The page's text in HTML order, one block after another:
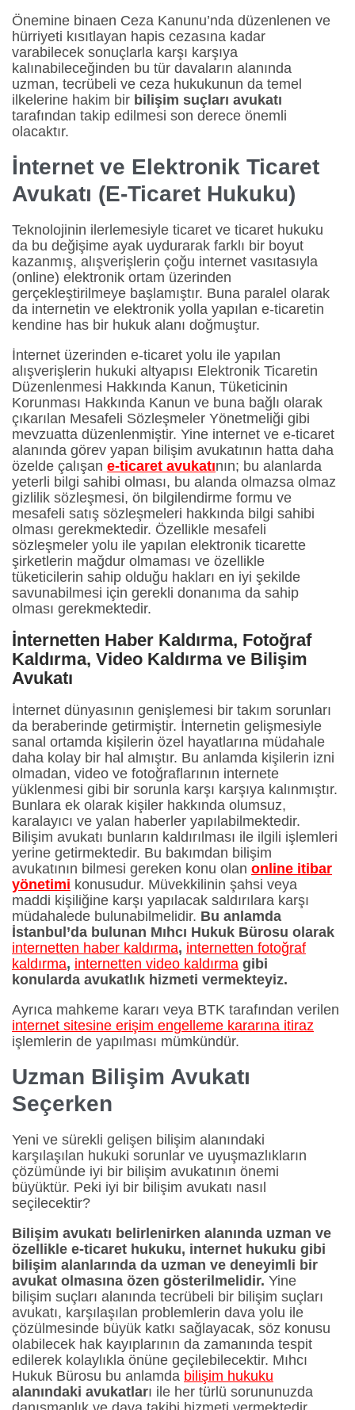
Önemine binaen Ceza Kanunu’nda düzenlenen ve
hürriyeti kısıtlayan hapis cezasına kadar
varabilecek sonuçlarla karşı karşıya
kalınabileceğinden bu tür davaların alanında
uzman, tecrübeli ve ceza hukukunun da temel
ilkelerine hakim bir bilişim suçları avukatı
tarafından takip edilmesi son derece önemli
olacaktır.
İnternet ve Elektronik Ticaret
Avukatı (E-Ticaret Hukuku)
Teknolojinin ilerlemesiyle ticaret ve ticaret hukuku
da bu değişime ayak uydurarak farklı bir boyut
kazanmış, alışverişlerin çoğu internet vasıtasıyla
(online) elektronik ortam üzerinden
gerçekleştirilmeye başlamıştır. Buna paralel olarak
da internetin ve elektronik yolla yapılan e-ticaretin
kendine has bir hukuk alanı doğmuştur.
İnternet üzerinden e-ticaret yolu ile yapılan
alışverişlerin hukuki altyapısı Elektronik Ticaretin
Düzenlenmesi Hakkında Kanun, Tüketicinin
Korunması Hakkında Kanun ve buna bağlı olarak
çıkarılan Mesafeli Sözleşmeler Yönetmeliği gibi
mevzuatta düzenlenmiştir. Yine internet ve e-ticaret
alanında görev yapan bilişim avukatının hatta daha
özelde çalışan e-ticaret avukatının; bu alanlarda
yeterli bilgi sahibi olması, bu alanda olmazsa olmaz
gizlilik sözleşmesi, ön bilgilendirme formu ve
mesafeli satış sözleşmeleri hakkında bilgi sahibi
olması gerekmektedir. Özellikle mesafeli
sözleşmeler yolu ile yapılan elektronik ticarette
şirketlerin mağdur olmaması ve özellikle
tüketicilerin sahip olduğu hakları en iyi şekilde
savunabilmesi için gerekli donanıma da sahip
olması gerekmektedir.
İnternetten Haber Kaldırma, Fotoğraf
Kaldırma, Video Kaldırma ve Bilişim
Avukatı
İnternet dünyasının genişlemesi bir takım sorunları
da beraberinde getirmiştir. İnternetin gelişmesiyle
sanal ortamda kişilerin özel hayatlarına müdahale
daha kolay bir hal almıştır. Bu anlamda kişilerin izni
olmadan, video ve fotoğraflarının internete
yüklenmesi gibi bir sorunla karşı karşıya kalınmıştır.
Bunlara ek olarak kişiler hakkında olumsuz,
karalayıcı ve yalan haberler yapılabilmektedir.
Bilişim avukatı bunların kaldırılması ile ilgili işlemleri
yerine getirmektedir. Bu bakımdan bilişim
avukatının bilmesi gereken konu olan online itibar
yönetimi konusudur. Müvekkilinin şahsi veya
maddi kişiliğine karşı yapılacak saldırılara karşı
müdahalede bulunabilmelidir. Bu anlamda
İstanbul’da bulunan Mıhcı Hukuk Bürosu olarak
internetten haber kaldırma, internetten fotoğraf
kaldırma, internetten video kaldırma gibi
konularda avukatlık hizmeti vermekteyiz.
Ayrıca mahkeme kararı veya BTK tarafından verilen
internet sitesine erişim engelleme kararına itiraz
işlemlerin de yapılması mümkündür.
Uzman Bilişim Avukatı
Seçerken
Yeni ve sürekli gelişen bilişim alanındaki
karşılaşılan hukuki sorunlar ve uyuşmazlıkların
çözümünde iyi bir bilişim avukatının önemi
büyüktür. Peki iyi bir bilişim avukatı nasıl
seçilecektir?
Bilişim avukatı belirlenirken alanında uzman ve
özellikle e-ticaret hukuku, internet hukuku gibi
bilişim alanlarında da uzman ve deneyimli bir
avukat olmasına özen gösterilmelidir. Yine
bilişim suçları alanında tecrübeli bir bilişim suçları
avukatı, karşılaşılan problemlerin dava yolu ile
çözülmesinde büyük katkı sağlayacak, söz konusu
olabilecek hak kayıplarının da zamanında tespit
edilerek kolaylıkla önüne geçilebilecektir. Mıhcı
Hukuk Bürosu bu anlamda bilişim hukuku
alanındaki avukatları ile her türlü sorununuzda